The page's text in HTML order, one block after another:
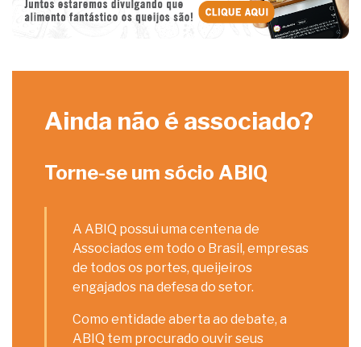
Ainda não é associado?
Torne-se um sócio ABIQ
A ABIQ possui uma centena de
Associados em todo o Brasil, empresas
de todos os portes, queijeiros
engajados na defesa do setor.
Como entidade aberta ao debate, a
ABIQ tem procurado ouvir seus